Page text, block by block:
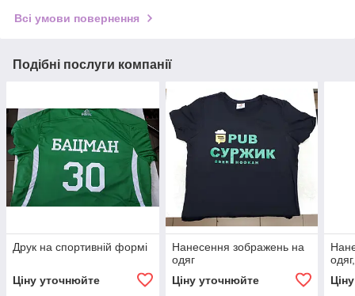
Всі умови повернення
Подібні послуги компанії
Друк на спортивній формі
Ціну уточнюйте
Нанесення зображень на
одяг
Ціну уточнюйте